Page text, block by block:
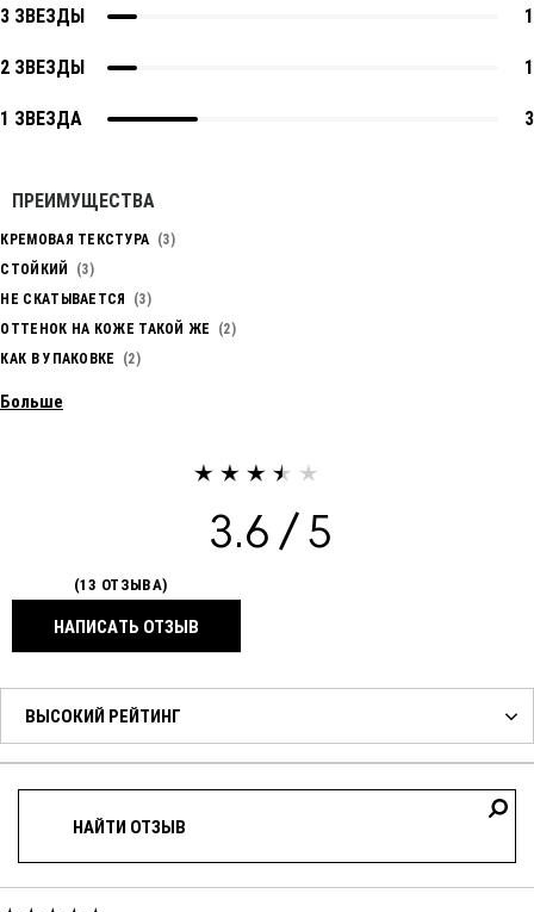
3 ЗВЕЗДЫ 1
2 ЗВЕЗДЫ 1
1 ЗВЕЗДА 3
ПРЕИМУЩЕСТВА
КРЕМОВАЯ ТЕКСТУРА
3
СТОЙКИЙ
3
НЕ СКАТЫВАЕТСЯ
3
ОТТЕНОК НА КОЖЕ ТАКОЙ ЖЕ
2
КАК В УПАКОВКЕ
2
Больше
3.6
13 ОТЗЫВА
НАПИСАТЬ ОТЗЫВ